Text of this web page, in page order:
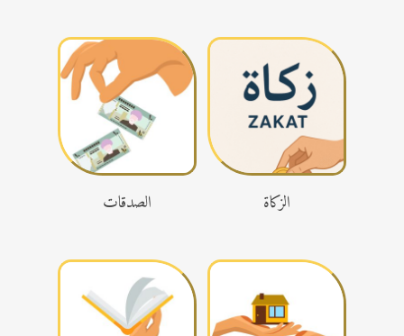
تبرع
الزكاة تبرع
الصدقات